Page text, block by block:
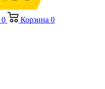
0 Корзина 0